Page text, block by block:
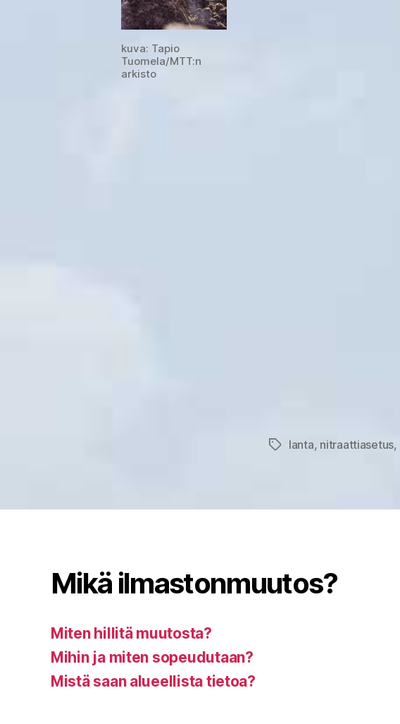
kuva: Tapio
Tuomela/MTT:n
arkisto
Avainsanat
lanta, nitraattiasetus,
Mikä ilmastonmuutos?
Miten hillitä muutosta?
Mihin ja miten sopeudutaan?
Mistä saan alueellista tietoa?